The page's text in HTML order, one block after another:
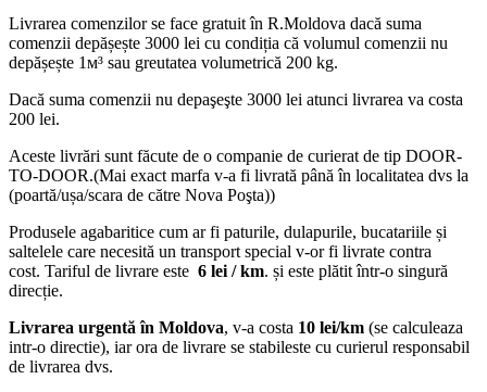
Livrarea comenzilor se face gratuit în R.Moldova dacă suma
comenzii depășește 3000 lei cu condiția că volumul comenzii nu
depășește 1м³ sau greutatea volumetrică 200 kg.
Dacă suma comenzii nu depaşeşte 3000 lei atunci livrarea va costa
200 lei.
Aceste livrări sunt făcute de o companie de curierat de tip DOOR-
TO-DOOR.(Mai exact marfa v-a fi livrată până în localitatea dvs la
(poartă/ușa/scara de către Nova Poşta))
Produsele agabaritice cum ar fi paturile, dulapurile, bucatariile și
saltelele care necesită un transport special v-or fi livrate contra
cost. Tariful de livrare este 6 lei / km. și este plătit într-o singură
direcție.
Livrarea urgentă în Moldova, v-a costa 10 lei/km (se calculeaza
intr-o directie), iar ora de livrare se stabileste cu curierul responsabil
de livrarea dvs.